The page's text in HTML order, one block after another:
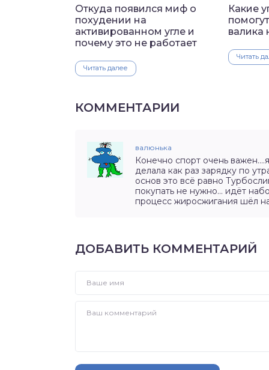
Откуда появился миф о
похудении на
активированном угле и
почему это не работает
Читать далее
Какие
валика
Читать
КОММЕНТАРИИ
валюнька
Конечно спорт очень
делала как раз зарядку по
основ это всё равно
покупать не нужно… идёт
процесс жиросжигания шёл
ДОБАВИТЬ КОММЕНТАРИЙ